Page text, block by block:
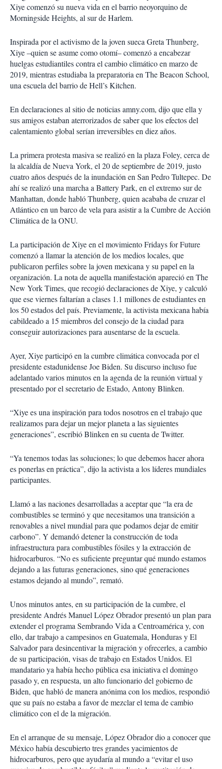
Xiye comenzó su nueva vida en el barrio neoyorquino de
Morningside Heights, al sur de Harlem.
Inspirada por el activismo de la joven sueca Greta Thunberg,
Xiye –quien se asume como otomí– comenzó a encabezar
huelgas estudiantiles contra el cambio climático en marzo de
2019, mientras estudiaba la preparatoria en The Beacon School,
una escuela del barrio de Hell’s Kitchen.
En declaraciones al sitio de noticias amny.com, dijo que ella y
sus amigos estaban aterrorizados de saber que los efectos del
calentamiento global serían irreversibles en diez años.
La primera protesta masiva se realizó en la plaza Foley, cerca de
la alcaldía de Nueva York, el 20 de septiembre de 2019, justo
cuatro años después de la inundación en San Pedro Tultepec. De
ahí se realizó una marcha a Battery Park, en el extremo sur de
Manhattan, donde habló Thunberg, quien acababa de cruzar el
Atlántico en un barco de vela para asistir a la Cumbre de Acción
Climática de la ONU.
La participación de Xiye en el movimiento Fridays for Future
comenzó a llamar la atención de los medios locales, que
publicaron perfiles sobre la joven mexicana y su papel en la
organización. La nota de aquella manifestación apareció en The
New York Times, que recogió declaraciones de Xiye, y calculó
que ese viernes faltarían a clases 1.1 millones de estudiantes en
los 50 estados del país. Previamente, la activista mexicana había
cabildeado a 15 miembros del consejo de la ciudad para
conseguir autorizaciones para ausentarse de la escuela.
Ayer, Xiye participó en la cumbre climática convocada por el
presidente estadunidense Joe Biden. Su discurso incluso fue
adelantado varios minutos en la agenda de la reunión virtual y
presentado por el secretario de Estado, Antony Blinken.
“Xiye es una inspiración para todos nosotros en el trabajo que
realizamos para dejar un mejor planeta a las siguientes
generaciones”, escribió Blinken en su cuenta de Twitter.
“Ya tenemos todas las soluciones; lo que debemos hacer ahora
es ponerlas en práctica”, dijo la activista a los líderes mundiales
participantes.
Llamó a las naciones desarrolladas a aceptar que “la era de
combustibles se terminó y que necesitamos una transición a
renovables a nivel mundial para que podamos dejar de emitir
carbono”. Y demandó detener la construcción de toda
infraestructura para combustibles fósiles y la extracción de
hidrocarburos. “No es suficiente preguntar qué mundo estamos
dejando a las futuras generaciones, sino qué generaciones
estamos dejando al mundo”, remató.
Unos minutos antes, en su participación de la cumbre, el
presidente Andrés Manuel López Obrador presentó un plan para
extender el programa Sembrando Vida a Centroamérica y, con
ello, dar trabajo a campesinos en Guatemala, Honduras y El
Salvador para desincentivar la migración y ofrecerles, a cambio
de su participación, visas de trabajo en Estados Unidos. El
mandatario ya había hecho pública esa iniciativa el domingo
pasado y, en respuesta, un alto funcionario del gobierno de
Biden, que habló de manera anónima con los medios, respondió
que su país no estaba a favor de mezclar el tema de cambio
climático con el de la migración.
En el arranque de su mensaje, López Obrador dio a conocer que
México había descubierto tres grandes yacimientos de
hidrocarburos, pero que ayudaría al mundo a “evitar el uso